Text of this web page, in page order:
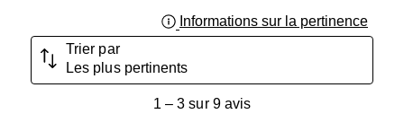
Informations sur la pertinence
Trier par
Les plus pertinents
1– 3 sur 9 avis